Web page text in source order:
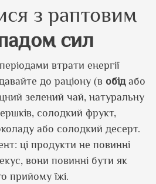
з раптовим
сил
втрати енергії
до раціону (в обідабо
зелений чай, натуральну
солодкий фрукт,
або солодкий десерт.
ці продукти не повинні
вони повинні бути як
прийому їжі.